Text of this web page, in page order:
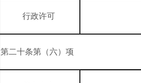
行政许可
第二十条第（六）项